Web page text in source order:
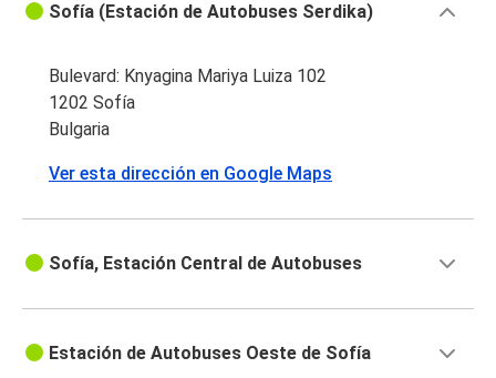
Sofía (Estación de Autobuses Serdika)
Bulevard: Knyagina Mariya Luiza 102
1202 Sofía
Bulgaria
Ver esta dirección en Google Maps
Sofía, Estación Central de Autobuses
Estación de Autobuses Oeste de Sofía